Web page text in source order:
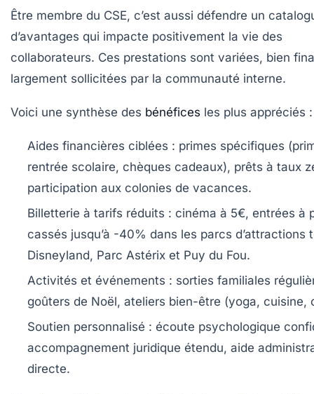
Être membre du CSE, c’est aussi défendre un
d’avantages qui impacte positivement la vie des
collaborateurs. Ces prestations sont variées, bien
largement sollicitées par la communauté interne.
Voici une synthèse des bénéfices les plus appréciés :
Aides financières ciblées : primes spécifiques
rentrée scolaire, chèques cadeaux), prêts à taux
participation aux colonies de vacances.
Billetterie à tarifs réduits : cinéma à 5€, entrées à
cassés jusqu’à -40% dans les parcs d’attractions
Disneyland, Parc Astérix et Puy du Fou.
Activités et événements : sorties familiales
goûters de Noël, ateliers bien-être (yoga, cuisine,
Soutien personnalisé : écoute psychologique
accompagnement juridique étendu, aide
directe.